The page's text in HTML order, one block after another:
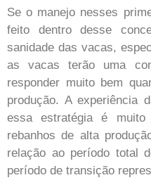
Se o manejo nesses
feito dentro desse
sanidade das vacas,
as vacas terão uma
responder muito bem
produção. A experiência
essa estratégia é muito
rebanhos de alta
relação ao período total
período de transição